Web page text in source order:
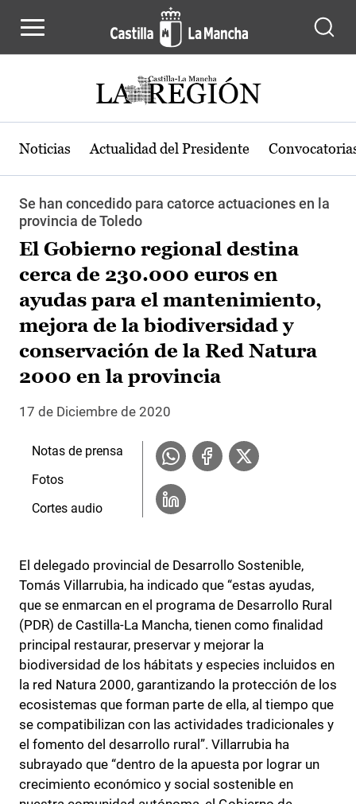
Noticias Actualidad del Presidente
Se han concedido para catorce actuaciones en la
provincia de Toledo
El Gobierno regional destina
cerca de 230.000 euros en
ayudas para el mantenimiento,
mejora de la biodiversidad y
conservación de la Red Natura
2000 en la provincia
17 de Diciembre de 2020
El delegado provincial de Desarrollo Sostenible,
Tomás Villarrubia, ha indicado que “estas ayudas,
que se enmarcan en el programa de Desarrollo Rural
(PDR) de Castilla-La Mancha, tienen como finalidad
principal restaurar, preservar y mejorar la
biodiversidad de los hábitats y especies incluidos en
la red Natura 2000, garantizando la protección de los
ecosistemas que forman parte de ella, al tiempo que
se compatibilizan con las actividades tradicionales y
el fomento del desarrollo rural”. Villarrubia ha
subrayado que “dentro de la apuesta por lograr un
crecimiento económico y social sostenible en
Notas de prensa
Fotos
Cortes audio